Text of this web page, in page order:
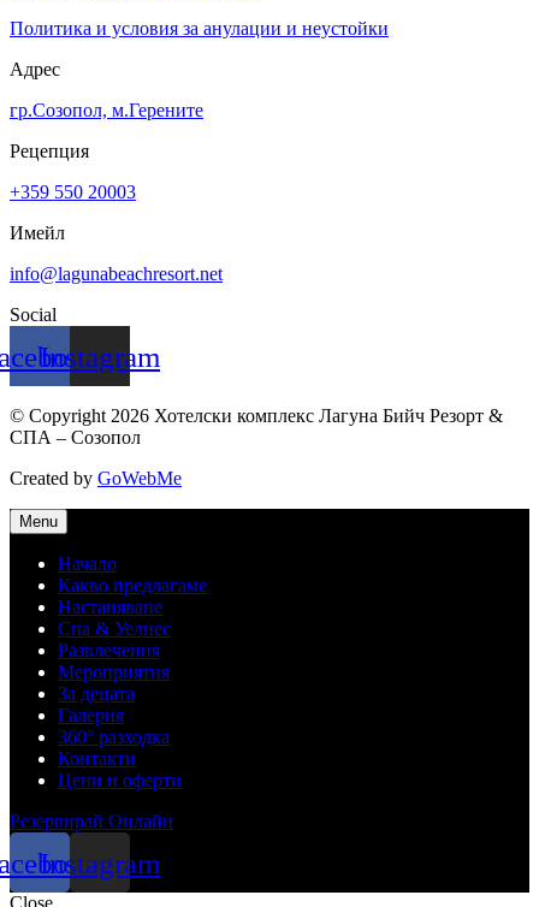
Политика и условия за анулации и неустойки
Адрес
гр.Созопол, м.Герените
Рецепция
+359 550 20003
Имейл
info@lagunabeachresort.net
Social
Instagram
© Copyright 2026 Хотелски комплекс Лагуна Бийч Резорт &
СПА – Созопол
Created by GoWebMe
Menu
Начало
Какво предлагаме
Настаняване
Спа & Уелнес
Развлечения
Мероприятия
За децата
Галерия
360° разходка
Контакти
Цени и оферти
Резервирай Онлайн
Instagram